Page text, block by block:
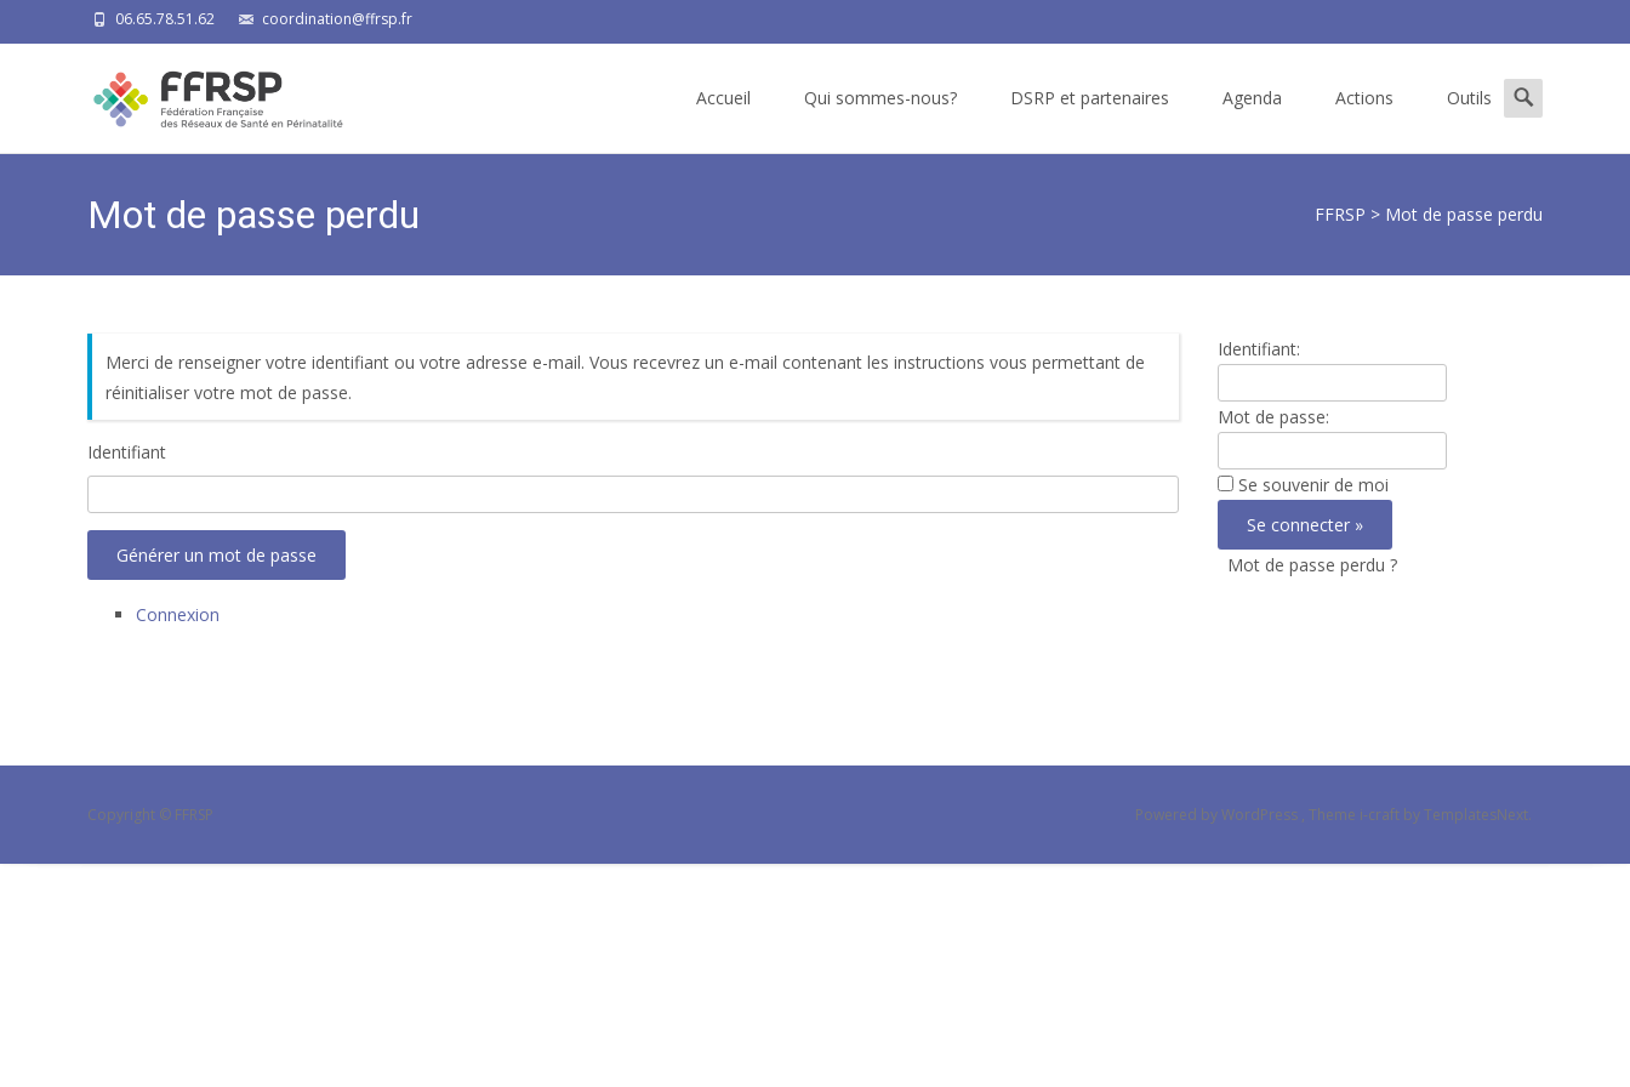
06.65.78.51.62 coordination@ffrsp.fr
Accueil Qui sommes-nous? DSRP et partenaires Agenda Actions Outils
Search
for:
Mot de passe perdu FFRSP > Mot de passe perdu
Merci de renseigner votre identifiant ou votre adresse e-mail. Vous recevrez un e-mail contenant les instructions vous permettant de
réinitialiser votre mot de passe.
Identifiant
Générer un mot de passe
Connexion
Identifiant:
Mot de passe:
Se souvenir de moi
Mot de passe perdu ?
Copyright © FFRSP Powered by WordPress , Theme i-craft by TemplatesNext.